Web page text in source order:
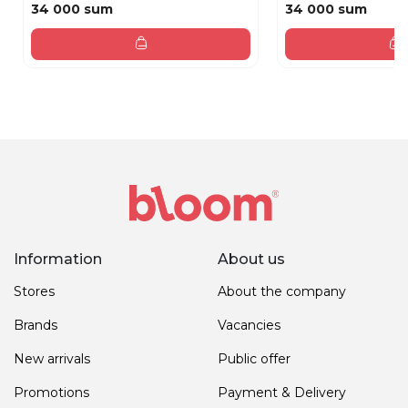
34 000 sum 34 000 sum
Information
Stores
Brands
New arrivals
Promotions
About us
About the company
Vacancies
Public offer
Payment & Delivery